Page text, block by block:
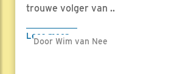
trouwe volger van ..
Lees meer
Door Wim van Nee